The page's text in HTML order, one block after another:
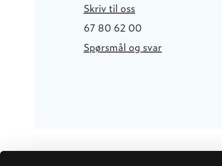
Skriv til oss
67 80 62 00
Spørsmål og svar